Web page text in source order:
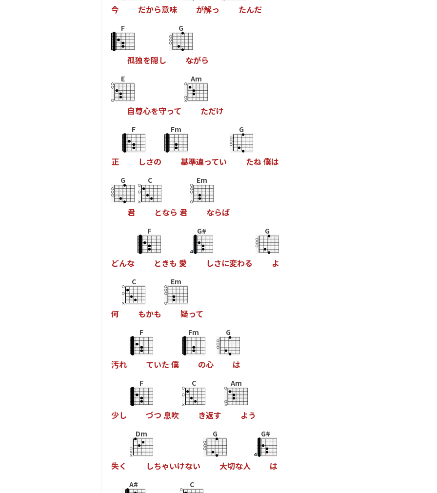
今 だから意味 が解っ たんだ
F
孤独を隠し
G
ながら
E
自尊心を守って
Am
ただけ
正
F
しさの
Fm
基準違ってい
G
たね僕は
G
君
C
となら 君
Em
ならば
どんな
F
ときも 愛
G#
しさに変わる
G
よ
何
C
もかも
Em
疑って
汚れ
F
ていた 僕
Fm
の心
G
は
少し
F
づつ 息吹
C
き返す
Am
よう
失く
Dm
しちゃいけない
G
大切な人
G#
は
A# C